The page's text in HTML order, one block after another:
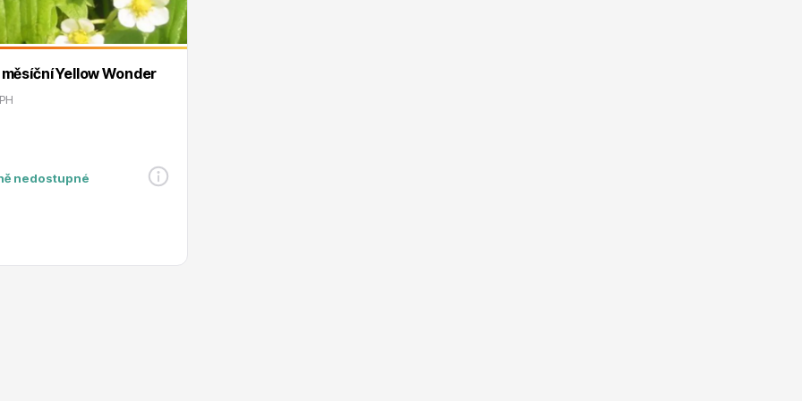
Jahodník měsíční Yellow Wonder
nedostupné